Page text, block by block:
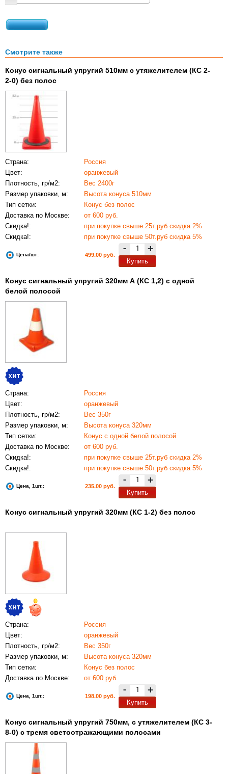
Смотрите также
Конус сигнальный упругий 510мм с утяжелителем (КС 2-
2-0) без полос
Страна:
Россия
Цвет:
оранжевый
Плотность, гр/м2:
Вес 2400г
Размер упаковки, м:
Высота конуса 510мм
Тип сетки:
Конус без полос
Доставка по Москве:
от 600 руб.
Скидка!:
при покупке свыше 25т.руб скидка 2%
Скидка!:
при покупке свыше 50т.руб скидка 5%
Цена/шт: 499.00 руб.
- +
Купить
Конус сигнальный упругий 320мм А (КС 1,2) с одной
белой полосой
Страна:
Россия
Цвет:
оранжевый
Плотность, гр/м2:
Вес 350г
Размер упаковки, м:
Высота конуса 320мм
Тип сетки:
Конус с одной белой полосой
Доставка по Москве:
от 600 руб.
Скидка!:
при покупке свыше 25т.руб скидка 2%
Скидка!:
при покупке свыше 50т.руб скидка 5%
Цена, 1шт.: 235.00 руб.
- +
Купить
Конус сигнальный упругий 320мм (КС 1-2) без полос
Страна:
Россия
Цвет:
оранжевый
Плотность, гр/м2:
Вес 350г
Размер упаковки, м:
Высота конуса 320мм
Тип сетки:
Конус без полос
Доставка по Москве:
от 600 руб
Цена, 1шт.: 198.00 руб.
- +
Купить
Конус сигнальный упругий 750мм, с утяжелителем (КС 3-
8-0) с тремя светоотражающими полосами